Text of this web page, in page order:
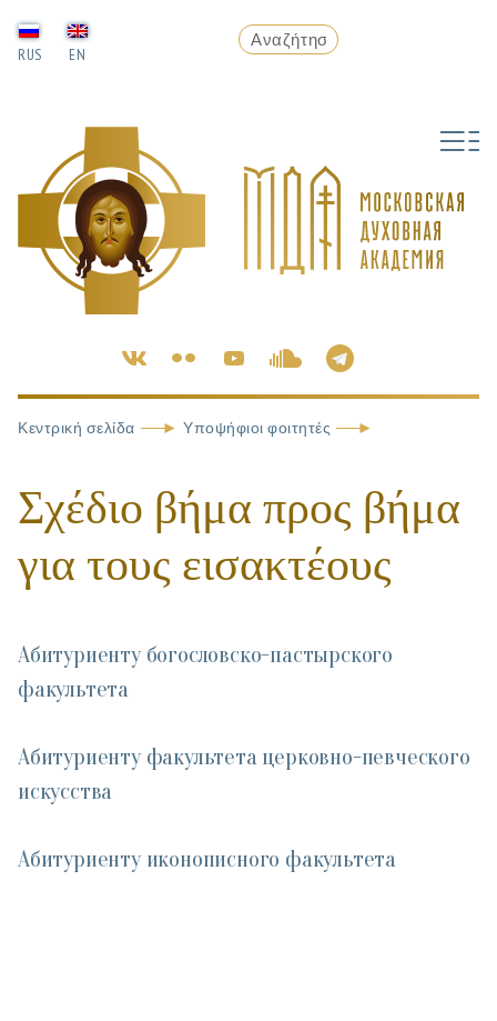
RUS EN
Κεντρική σελίδα Υποψήφιοι φοιτητές
Σχέδιο βήμα προς βήμα
για τους εισακτέους
Абитуриенту богословско-пастырского
факультета
Абитуриенту факультета церковно-певческого
искусства
Абитуриенту иконописного факультета